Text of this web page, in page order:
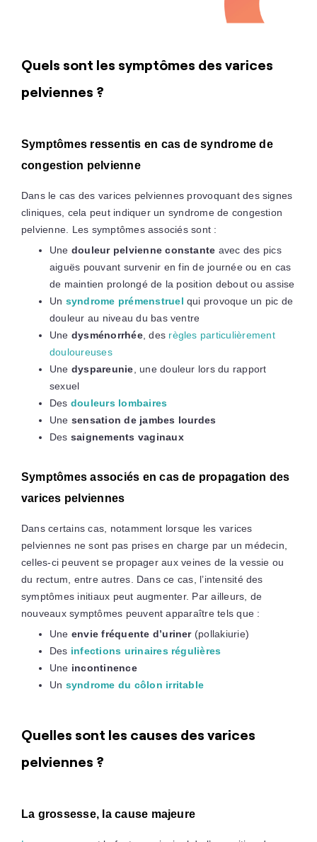
Quels sont les symptômes des varices
pelviennes ?
Symptômes ressentis en cas de syndrome de
congestion pelvienne
Dans le cas des varices pelviennes provoquant des signes
cliniques, cela peut indiquer un syndrome de congestion
pelvienne. Les symptômes associés sont :
Une douleur pelvienne constante avec des pics
aiguës pouvant survenir en fin de journée ou en cas
de maintien prolongé de la position debout ou assise
Un syndrome prémenstruel qui provoque un pic de
douleur au niveau du bas ventre
Une dysménorrhée, des règles particulièrement
douloureuses
Une dyspareunie , une douleur lors du rapport
sexuel
Des douleurs lombaires
Une sensation de jambes lourdes
Des saignements vaginaux
Symptômes associés en cas de propagation des
varices pelviennes
Dans certains cas, notamment lorsque les varices
pelviennes ne sont pas prises en charge par un médecin,
celles-ci peuvent se propager aux veines de la vessie ou
du rectum, entre autres. Dans ce cas, l’intensité des
symptômes initiaux peut augmenter. Par ailleurs, de
nouveaux symptômes peuvent apparaître tels que :
Une envie fréquente d’uriner(pollakiurie)
Des infections urinaires régulières
Une incontinence
Un syndrome du côlon irritable
Quelles sont les causes des varices
pelviennes ?
La grossesse, la cause majeure